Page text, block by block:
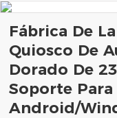
Fábrica De
Quiosco De
Dorado De
Soporte
Android/